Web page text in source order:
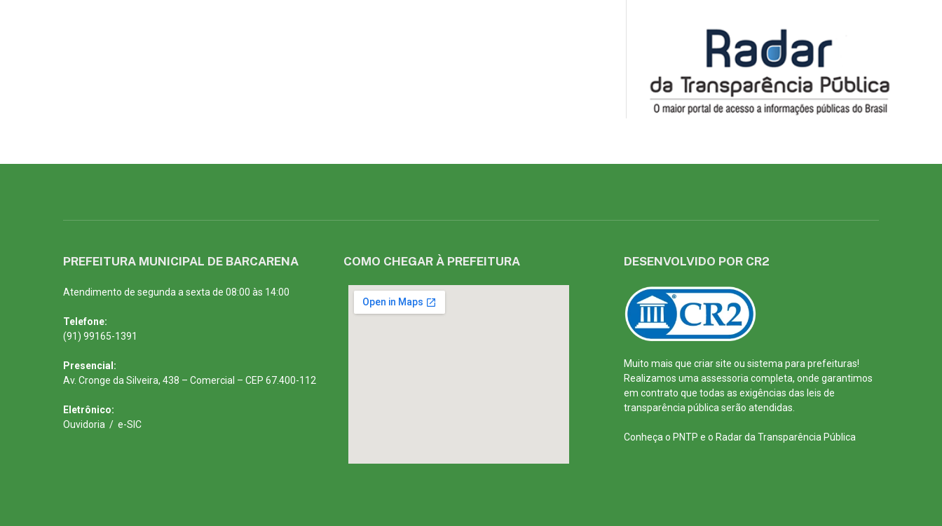
PREFEITURA MUNICIPAL DE BARCARENA
Atendimento de segunda a sexta de 08:00 às 14:00
Telefone:
(91) 99165-1391
Presencial:
Av. Cronge da Silveira, 438 – Comercial – CEP 67.400-112
Eletrônico:
Ouvidoria / e-SIC
COMO CHEGAR À PREFEITURA DESENVOLVIDO POR CR2
Muito mais que criar site ou sistema para prefeituras!
Realizamos uma assessoria completa, onde garantimos
em contrato que todas as exigências das leis de
transparência pública serão atendidas.
Conheça o PNTP e o Radar da Transparência Pública